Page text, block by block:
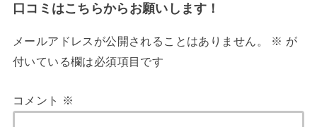
口コミはこちらからお願いします！
メールアドレスが公開されることはありません。 ※ が
付いている欄は必須項目です
コメント ※